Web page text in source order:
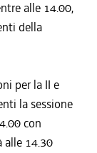
alle 14.00,
della
per la II e
la sessione
con
alle 14.30